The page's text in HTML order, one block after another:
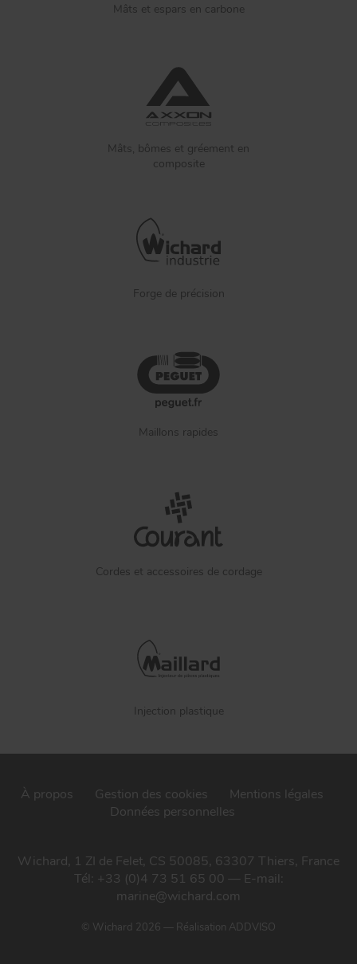
Mâts et espars en carbone
Mâts, bômes et gréement en
composite
Forge de précision
Maillons rapides
Cordes et accessoires de cordage
Injection plastique
À propos Gestion des cookies
Mentions légales
Données personnelles
Wichard, 1 ZI de Felet, CS 50085, 63307 Thiers, France
Tél: +33 (0)4 73 51 65 00 — E-mail:
marine@wichard.com
© Wichard 2026 — Réalisation ADDVISO